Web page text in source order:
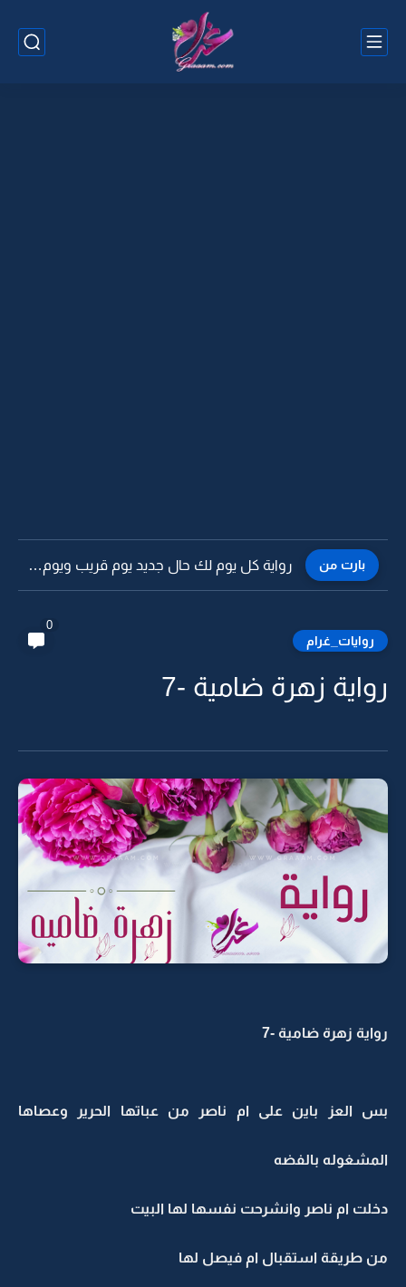
بارت من رواية كل يوم لك حال جديد يوم قريب ويوم بعيد...
روايات_غرام
0
رواية زهرة ضامية -7
رواية زهرة ضامية -7
بس العز باين على ام ناصر من عباتها الحرير وعصاها
المشغوله بالفضه
دخلت ام ناصر وانشرحت نفسها لها البيت
من طريقة استقبال ام فيصل لها